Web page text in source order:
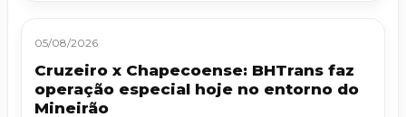
05/08/2026
Cruzeiro x Chapecoense: BHTrans faz
operação especial hoje no entorno do
Mineirão